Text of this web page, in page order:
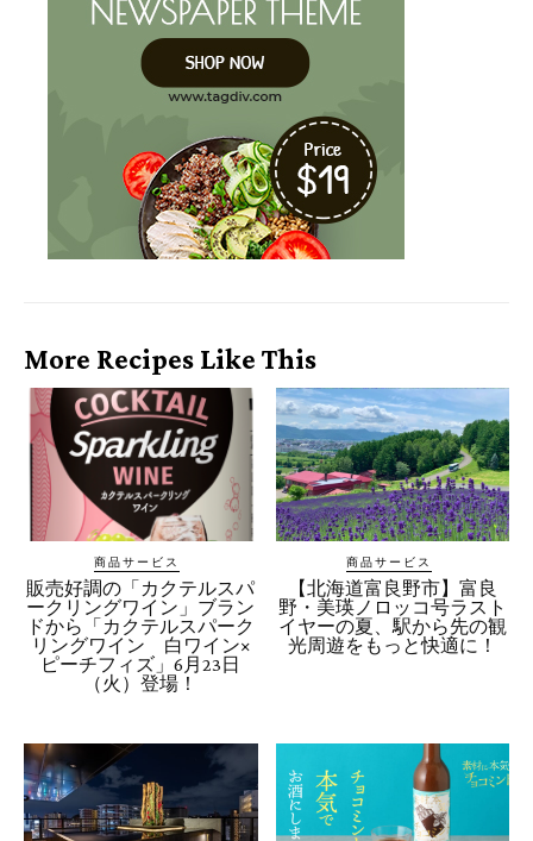
More Recipes Like This
商品サービス
販売好調の「カクテルスパ
ークリングワイン」ブラン
ドから「カクテルスパーク
リングワイン 白ワイン×
ピーチフィズ」6月23日
（火）登場！
商品サービス
【北海道富良野市】富良
野・美瑛ノロッコ号ラスト
イヤーの夏、駅から先の観
光周遊をもっと快適に！